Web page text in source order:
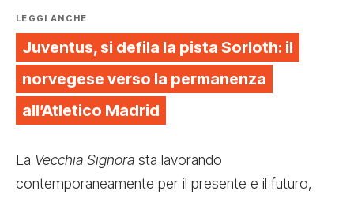
LEGGI ANCHE
Juventus, si defila la pista Sorloth: il
norvegese verso la permanenza
all’Atletico Madrid
La Vecchia Signora sta lavorando
contemporaneamente per il presente e il futuro,